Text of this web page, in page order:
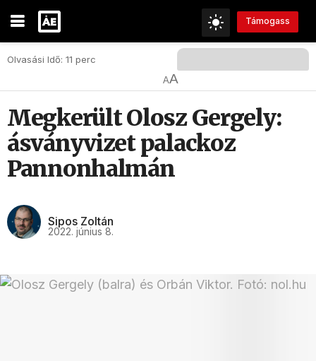
Támogass
Olvasási Idő: 11 perc
AA
Megkerült Olosz Gergely:
ásványvizet palackoz
Pannonhalmán
Sipos Zoltán
2022. június 8.